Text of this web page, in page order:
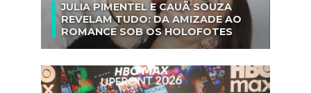
JULIA PIMENTEL E CAUÃ SOUZA
REVELAM TUDO: DA AMIZADE AO
ROMANCE SOB OS HOLOFOTES